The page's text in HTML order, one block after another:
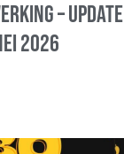
– update
2026